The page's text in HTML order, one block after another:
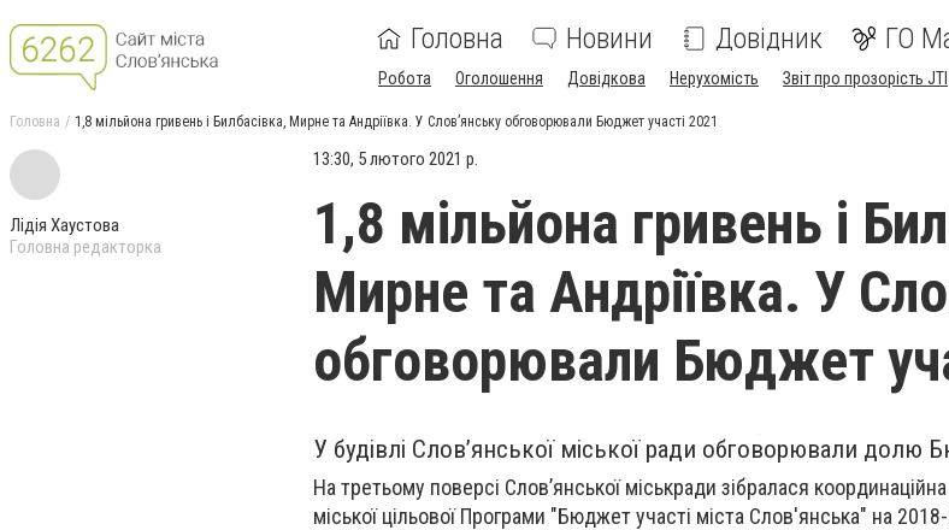
Головна Новини Довідник ГО
Робота Оголошення Довідкова Нерухомість Звіт про прозорість JTI
Головна 1,8 мільйона гривень і Билбасівка, Мирне та Андріївка. У Слов’янську обговорювали Бюджет участі 2021
Лідія Хаустова
Головна редакторка
13:30, 5 лютого 2021 р.
1,8 мільйона гривень і
Мирне та Андріївка. У
обговорювали Бюджет
У будівлі Слов’янської міської ради обговорювали долю
На третьому поверсі Слов’янської міськради зібралася
міської цільової Програми "Бюджет участі міста Слов'янська" на